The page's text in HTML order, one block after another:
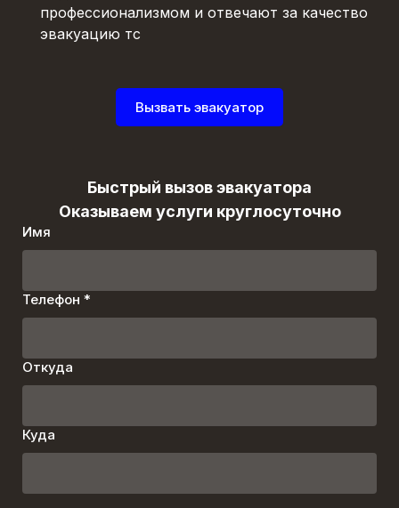
профессионализмом и отвечают за качество
эвакуацию тс
Вызвать эвакуатор
Быстрый вызов эвакуатора
Оказываем услуги круглосуточно
Имя
Телефон *
Откуда
Куда